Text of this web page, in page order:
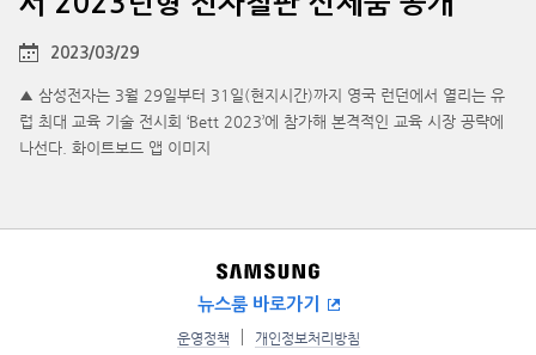
2023/03/29
▲ 삼성전자는 3월 29일부터 31일(현지시간)까지 영국 런던에서 열리는 유
럽 최대 교육 기술 전시회 ‘Bett 2023’에 참가해 본격적인 교육 시장 공략에
나선다. 화이트보드 앱 이미지
뉴스룸 바로가기
운영정책 개인정보처리방침